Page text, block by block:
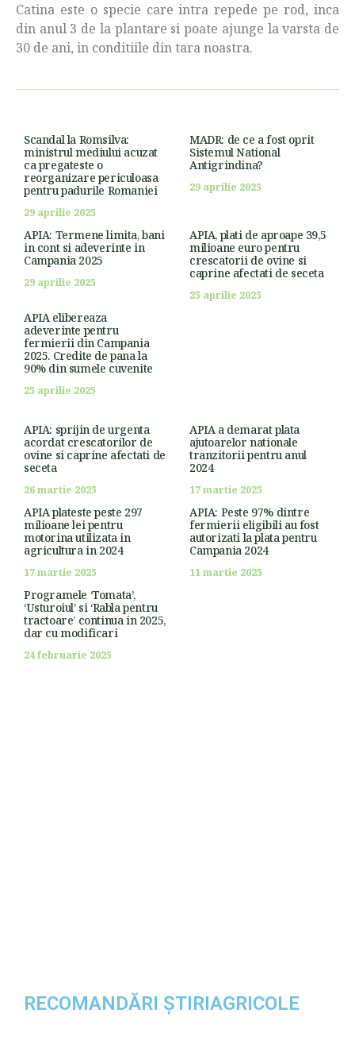
Catina este o specie care intra repede pe rod, inca
din anul 3 de la plantare si poate ajunge la varsta de
30 de ani, in conditiile din tara noastra.
Scandal la Romsilva:
ministrul mediului acuzat
ca pregateste o
reorganizare periculoasa
pentru padurile Romaniei
29 aprilie 2025
MADR: de ce a fost oprit
Sistemul National
Antigrindina?
29 aprilie 2025
APIA: Termene limita, bani
in cont si adeverinte in
Campania 2025
29 aprilie 2025
APIA, plati de aproape 39,5
milioane euro pentru
crescatorii de ovine si
caprine afectati de seceta
25 aprilie 2025
APIA elibereaza
adeverinte pentru
fermierii din Campania
2025. Credite de pana la
90% din sumele cuvenite
25 aprilie 2025
APIA: sprijin de urgenta
acordat crescatorilor de
ovine si caprine afectati de
seceta
26 martie 2025
APIA a demarat plata
ajutoarelor nationale
tranzitorii pentru anul
2024
17 martie 2025
APIA plateste peste 297
milioane lei pentru
motorina utilizata in
agricultura in 2024
17 martie 2025
APIA: Peste 97% dintre
fermierii eligibili au fost
autorizati la plata pentru
Campania 2024
11 martie 2025
Programele ‘Tomata’,
‘Usturoiul’ si ‘Rabla pentru
tractoare’ continua in 2025,
dar cu modificari
24 februarie 2025
RECOMANDĂRI ȘTIRIAGRICOLE